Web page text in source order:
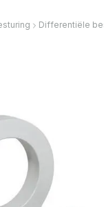
Differentiële